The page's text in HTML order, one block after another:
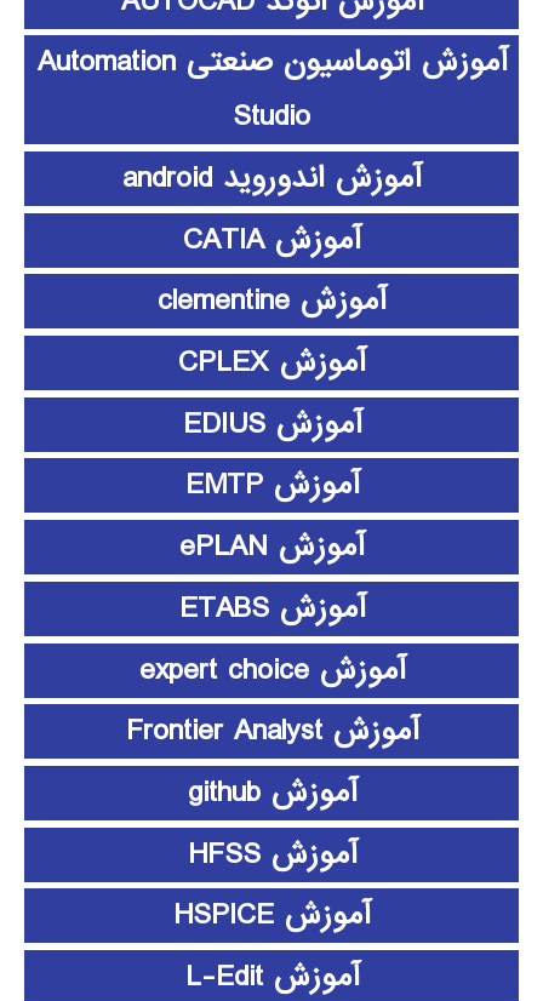
آموزش اتوماسیون صنعتی Automation
Studio
آموزش اندوروید android
آموزش CATIA
آموزش clementine
آموزش CPLEX
آموزش EDIUS
آموزش EMTP
آموزش ePLAN
آموزش ETABS
آموزش expert choice
آموزش Frontier Analyst
آموزش github
آموزش HFSS
آموزش HSPICE
آموزش L-Edit